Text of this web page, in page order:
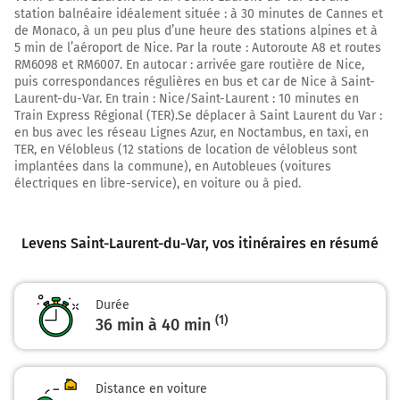
Tourner légèrement à gauche sur Voie Pinède du
Trascoulet et continuer sur 240 mètres
Tourner à droite sur Chemin du Vallon du Clot de Due
et continuer sur 120 mètres
5,3 km
Tourner à gauche sur Chemin du Vallon du Clot de Due
5,4 km
mètres
5,6 km
Continuer Route de la Coulletta sur 1,2 kilomètre
5,9 km
7,0 km
station balnéaire idéalement située : à 30 minutes de Cannes et
de Monaco, à un peu plus d’une heure des stations alpines et à
5 min de l’aéroport de Nice. Par la route : Autoroute A8 et routes
RM6098 et RM6007. En autocar : arrivée gare routière de Nice,
puis correspondances régulières en bus et car de Nice à Saint-
Laurent-du-Var. En train : Nice/Saint-Laurent : 10 minutes en
Train Express Régional (TER).Se déplacer à Saint Laurent du Var :
en bus avec les réseau Lignes Azur, en Noctambus, en taxi, en
TER, en Vélobleus (12 stations de location de vélobleus sont
implantées dans la commune), en Autobleues (voitures
électriques en libre-service), en voiture ou à pied.
Levens Saint-Laurent-du-Var, vos itinéraires en résumé
Durée
36 min à 40 min (1)
Distance en voiture